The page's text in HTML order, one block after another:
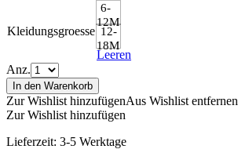
Kleidungsgroesse
6-
12M
12-
18M
Leeren
Anz.
In den Warenkorb
Zur Wishlist hinzufügenAus Wishlist entfernen
Zur Wishlist hinzufügen
Lieferzeit: 3-5 Werktage